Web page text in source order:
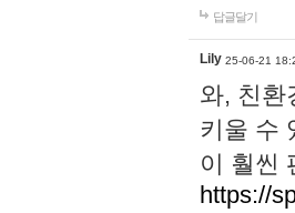
답글달기
Lily 25-06-21
와, 친환
키울 수
이 훨씬
https://